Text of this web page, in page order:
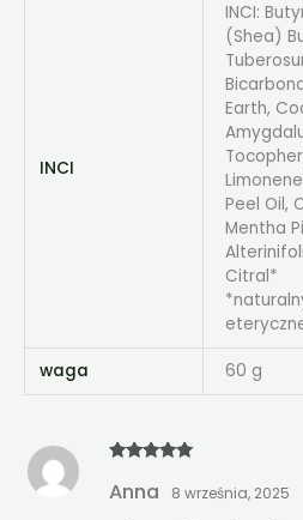
INCI
INCI:
(Shea)
Earth,
Peel Oil,
Mentha
Citral*
waga 60 g
na 5
Anna 8 września, 2025